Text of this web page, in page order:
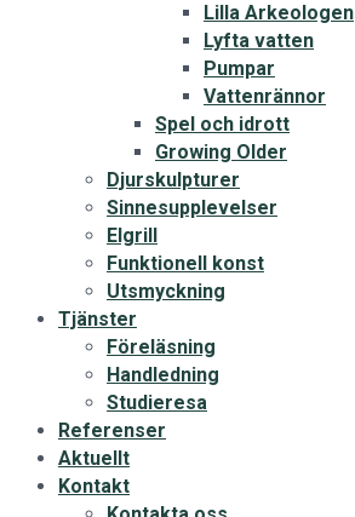
Lilla Arkeologen
Lyfta vatten
Pumpar
Vattenrännor
Spel och idrott
Growing Older
Djurskulpturer
Sinnesupplevelser
Elgrill
Funktionell konst
Utsmyckning
Tjänster
Föreläsning
Handledning
Studieresa
Referenser
Aktuellt
Kontakt